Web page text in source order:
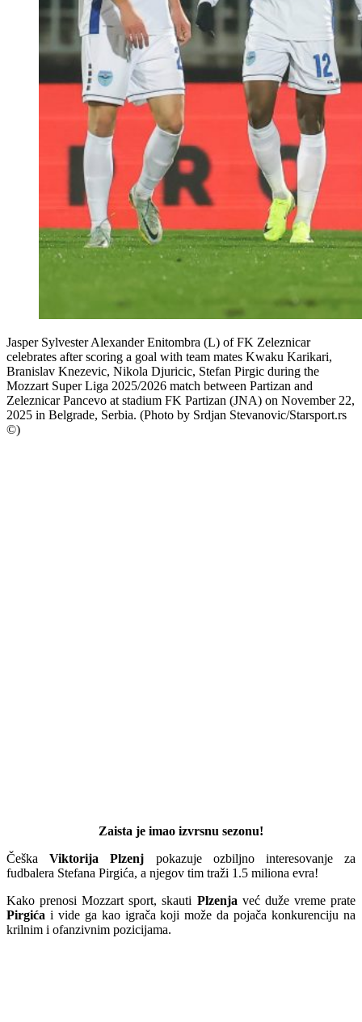
Jasper Sylvester Alexander Enitombra (L) of FK Zeleznicar
celebrates after scoring a goal with team mates Kwaku Karikari,
Branislav Knezevic, Nikola Djuricic, Stefan Pirgic during the
Mozzart Super Liga 2025/2026 match between Partizan and
Zeleznicar Pancevo at stadium FK Partizan (JNA) on November 22,
2025 in Belgrade, Serbia. (Photo by Srdjan Stevanovic/Starsport.rs
©)
Zaista je imao izvrsnu sezonu!
ČeškaViktorija Plzenj pokazuje ozbiljno interesovanje za
fudbalera Stefana Pirgića, a njegov tim traži 1.5 miliona evra!
Kako prenosi Mozzart sport, skauti Plzenja već duže vreme prate
Pirgića i vide ga kao igrača koji može da pojača konkurenciju na
krilnim i ofanzivnim pozicijama.